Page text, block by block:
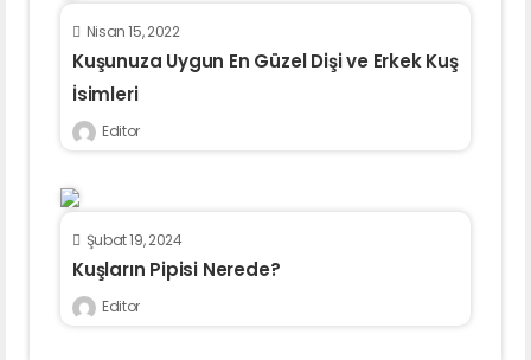
Nisan 15, 2022
Kuşunuza Uygun En Güzel Dişi ve Erkek Kuş
İsimleri
Editor
Şubat 19, 2024
Kuşların Pipisi Nerede?
Editor